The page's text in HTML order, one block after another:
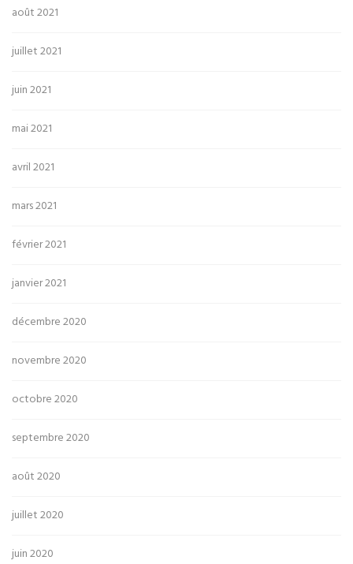
août 2021
juillet 2021
juin 2021
mai 2021
avril 2021
mars 2021
février 2021
janvier 2021
décembre 2020
novembre 2020
octobre 2020
septembre 2020
août 2020
juillet 2020
juin 2020